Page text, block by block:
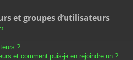
et groupes d’utilisateurs
?
et comment puis-je en rejoindre un ?